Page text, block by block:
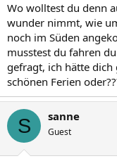
Wo wolltest du denn
wunder nimmt, wie
noch im Süden
musstest du fahren
gefragt, ich hätte dich
schönen Ferien
S sanne
Guest